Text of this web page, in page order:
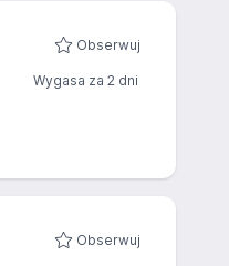
Obserwuj
Wygasa za 2 dni
Obserwuj